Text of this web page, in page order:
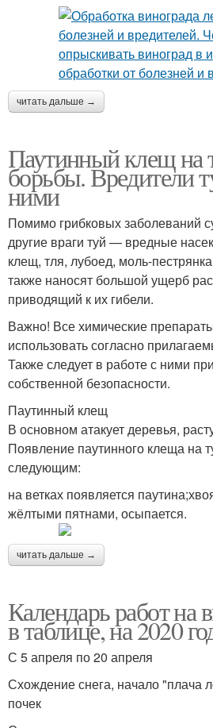
читать дальше →
Паутинный клещ на
борьбы. Вредители
ними
Помимо грибковых заболеваний
другие враги туй — вредные
клещ, тля, лубоед, моль-
также наносят большой ущерб
приводящий к их гибели.
Важно! Все химические
использовать согласно
Также следует в работе с ними
собственной безопасности.
Паутинный клещ
В основном атакует деревья,
Появление паутинного клеща на
следующим:
на ветках появляется
жёлтыми пятнами, осыпается.
читать дальше →
Календарь работ на
в таблице, на 2020
С 5 апреля по 20 апреля
Схождение снега, начало "плача
почек